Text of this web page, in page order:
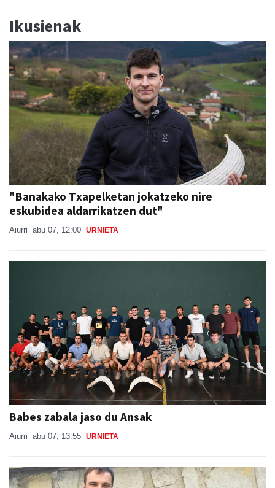
"Banakako Txapelketan jokatzeko nire
eskubidea aldarrikatzen dut"
Aiurri abu 07, 12:00 URNIETA
Babes zabala jaso du Ansak